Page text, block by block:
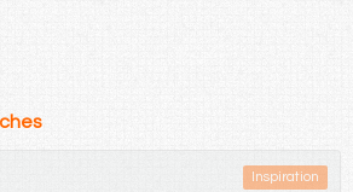
Inspiration